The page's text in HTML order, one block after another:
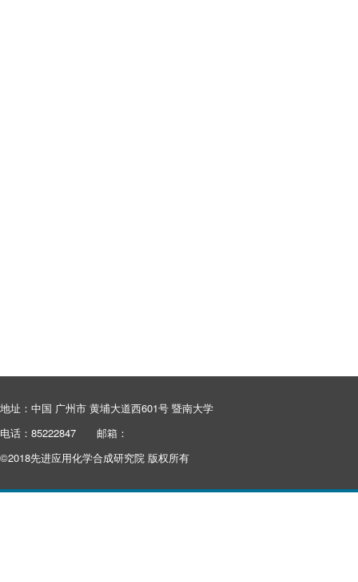
地址：中国 广州市 黄埔大道西601号 暨南大学
电话：85222847
邮箱：
©2018先进应用化学合成研究院 版权所有